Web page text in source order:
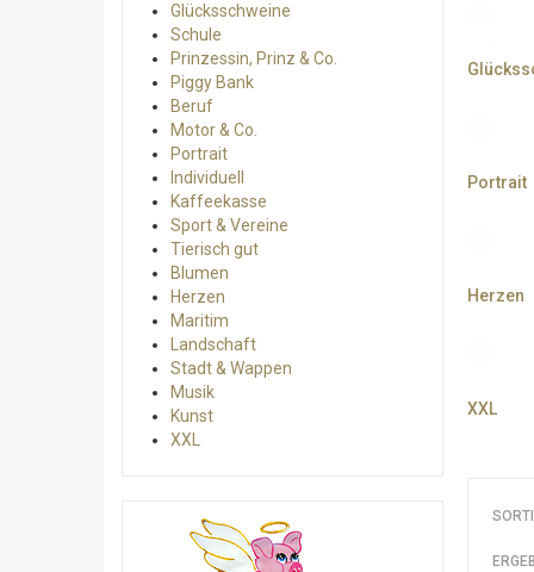
Portrait
Herzen
XXL
Glücksschweine
Schule
Prinzessin, Prinz & Co.
Piggy Bank
Beruf
Motor & Co.
Portrait
Individuell
Kaffeekasse
Sport & Vereine
Tierisch gut
Blumen
Herzen
Maritim
Landschaft
Stadt & Wappen
Musik
Kunst
XXL